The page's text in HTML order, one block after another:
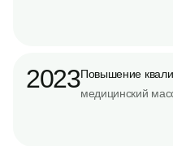
2023Повышение
медицинский